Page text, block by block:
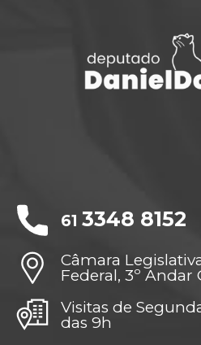
61 3348 8152
Câmara
Federal, 3º Andar
Visitas de
das 9h